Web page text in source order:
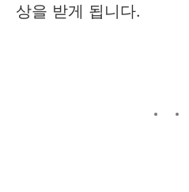
상을 받게 됩니다. ​